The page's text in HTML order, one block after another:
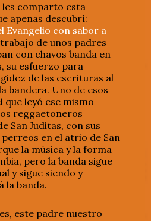
comparto esta
apenas descubrí:
Evangelio con sabor a
trabajo de unos padres
con chavos banda en
su esfuerzo para
de las escrituras al
bandera. Uno de esos
que leyó ese mismo
reggaetoneros
San Juditas, con sus
perreos en el atrio de San
la música y la forma
pero la banda sigue
y sigue siendo y
la banda.
este padre nuestro